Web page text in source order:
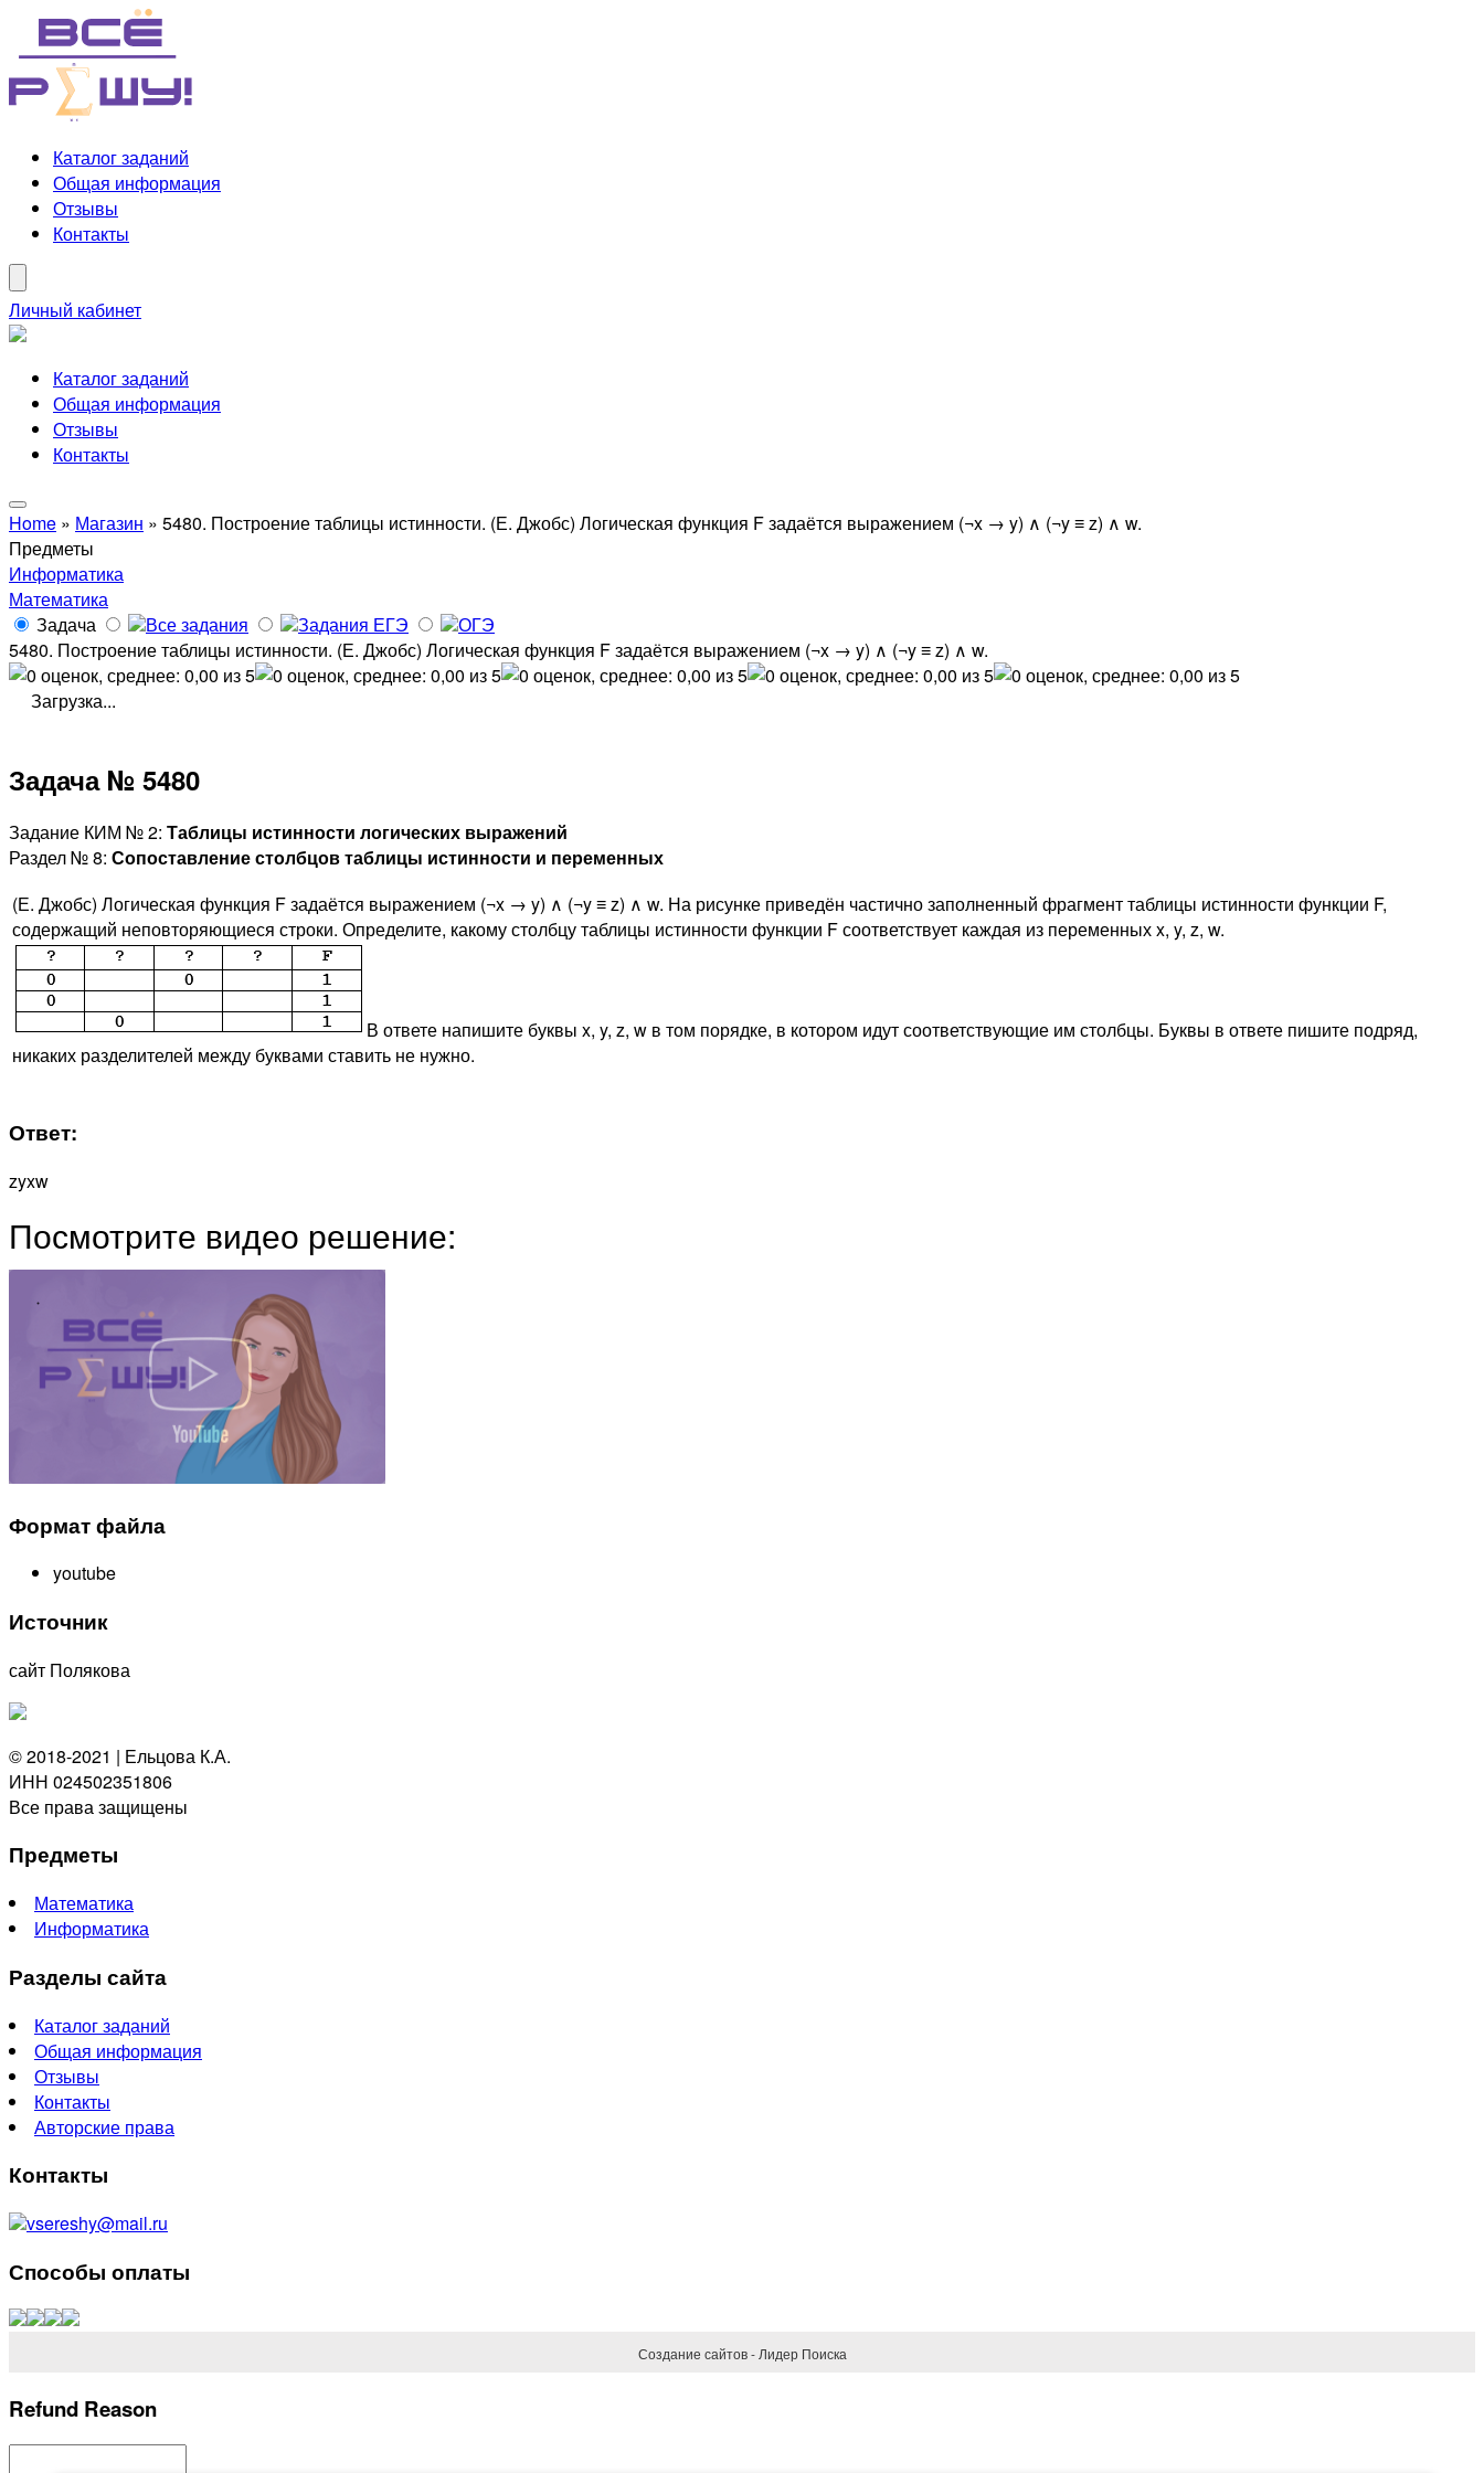
Каталог заданий
Общая информация
Отзывы
Контакты
Личный кабинет
Каталог заданий
Общая информация
Отзывы
Контакты
Home » Магазин » 5480. Построение таблицы истинности. (Е. Джобс) Логическая функция F задаётся выражением (¬x → y) ∧ (¬y ≡ z) ∧ w.
Предметы
Информатика
Математика
Задача
Все задания Задания ЕГЭ
ОГЭ
5480. Построение таблицы истинности. (Е. Джобс) Логическая функция F задаётся выражением (¬x → y) ∧ (¬y ≡ z) ∧ w.
Загрузка...
Задача № 5480
Задание КИМ № 2: Таблицы истинности логических выражений
Раздел № 8: Сопоставление столбцов таблицы истинности и переменных
(Е. Джобс) Логическая функция F задаётся выражением (¬x → y) ∧ (¬y ≡ z) ∧ w. На рисунке приведён частично заполненный фрагмент таблицы истинности функции F,
содержащий неповторяющиеся строки. Определите, какому столбцу таблицы истинности функции F соответствует каждая из переменных x, y, z, w.
В ответе напишите буквы x, y, z, w в том порядке, в котором идут соответствующие им столбцы. Буквы в ответе пишите подряд,
никаких разделителей между буквами ставить не нужно.
Ответ:
zyxw
Посмотрите видео решение:
Формат файла
youtube
Источник
сайт Полякова
© 2018-2021 | Ельцова К.А.
ИНН 024502351806
Все права защищены
Предметы
Математика
Информатика
Разделы сайта
Каталог заданий
Общая информация
Отзывы
Контакты
Авторские права
Контакты
vsereshy@mail.ru
Способы оплаты
Создание сайтов - Лидер Поиска
Refund Reason